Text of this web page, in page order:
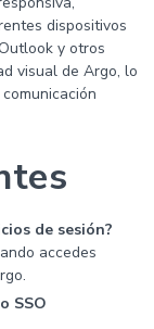
dispositivos
y otros
visual de Argo, lo
de sesión?
accedes
SSO